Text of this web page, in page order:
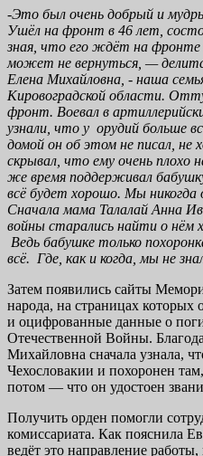
-Это был очень добрый и
Ушёл на фронт в 46 лет,
зная, что его ждёт на фронте
может не вернуться, —
Елена Михайловна, - наша
Кировоградской области.
фронт. Воевал в
узнали, что у орудий больше
домой он об этом не писал, не
скрывал, что ему очень плохо
же время поддерживал
всё будет хорошо. Мы никогда
Сначала мама Талалай Анна
войны старались найти о нём
Ведь бабушке только
всё. Где, как и когда, мы не
Затем появились сайты
народа, на страницах которых
и оцифрованные данные о
Отечественной Войны.
Михайловна сначала узнала,
Чехословакии и похоронен
потом — что он удостоен
Получить орден помогли
комиссариата. Как пояснила
ведёт это направление